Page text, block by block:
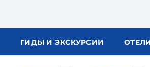
ГИДЫ И ЭКСКУРСИИ